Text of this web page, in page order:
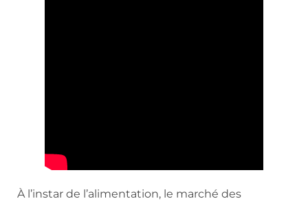
À l’instar de l’alimentation, le marché des